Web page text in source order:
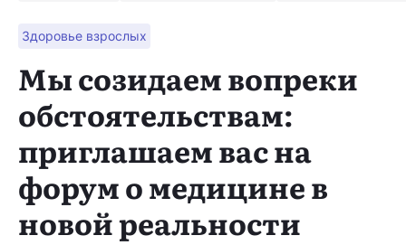
Здоровье взрослых
Мы созидаем вопреки
обстоятельствам:
приглашаем вас на
форум о медицине в
новой реальности